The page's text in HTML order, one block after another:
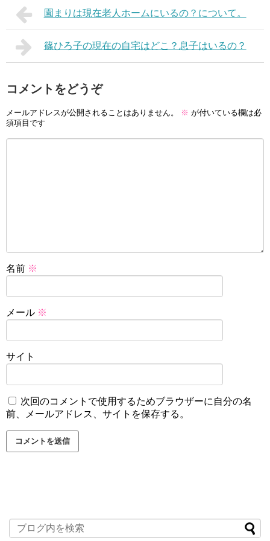
園まりは現在老人ホームにいるの？について。
篠ひろ子の現在の自宅はどこ？息子はいるの？
コメントをどうぞ
メールアドレスが公開されることはありません。 ※ が付いている欄は必
須項目です
名前 ※
メール ※
サイト
次回のコメントで使用するためブラウザーに自分の名
前、メールアドレス、サイトを保存する。